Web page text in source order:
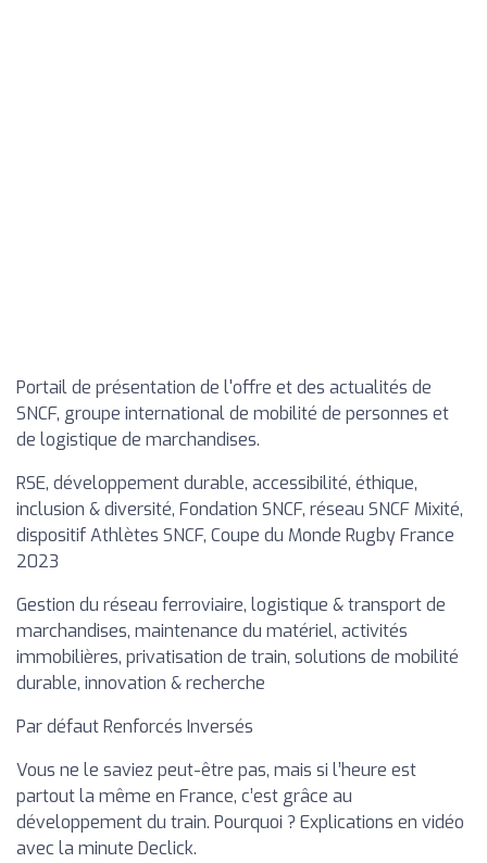
Portail de présentation de l'offre et des actualités de
SNCF, groupe international de mobilité de personnes et
de logistique de marchandises.
RSE, développement durable, accessibilité, éthique,
inclusion & diversité, Fondation SNCF, réseau SNCF Mixité,
dispositif Athlètes SNCF, Coupe du Monde Rugby France
2023
Gestion du réseau ferroviaire, logistique & transport de
marchandises, maintenance du matériel, activités
immobilières, privatisation de train, solutions de mobilité
durable, innovation & recherche
Par défaut Renforcés Inversés
Vous ne le saviez peut-être pas, mais si l’heure est
partout la même en France, c’est grâce au
développement du train. Pourquoi ? Explications en vidéo
avec la minute Declick.